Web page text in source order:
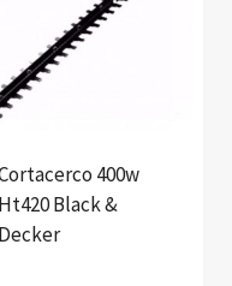
400w
Ht420 Black &
Decker